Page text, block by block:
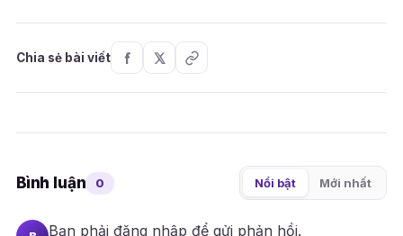
Chia sẻ bài viết
Bình luận 0 Nổi bật Mới nhất
Bạn phải đăng nhập để gửi phản hồi.